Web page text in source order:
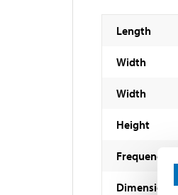
Length
Width
Width
Height
Frequency
Dimensions